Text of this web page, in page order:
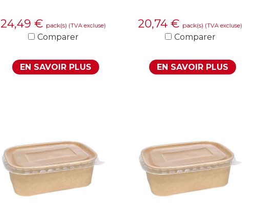
24,49 € pack(s) (TVA excluse)
Comparer
EN SAVOIR PLUS
20,74 € pack(s) (TVA excluse)
Comparer
EN SAVOIR PLUS